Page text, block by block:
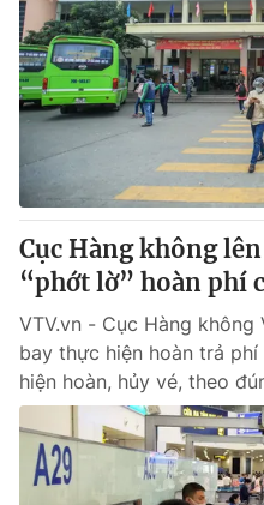
Cục Hàng không
“phớt lờ” hoàn phí
VTV.vn - Cục Hàng
bay thực hiện hoàn trả
hiện hoàn, hủy vé, theo